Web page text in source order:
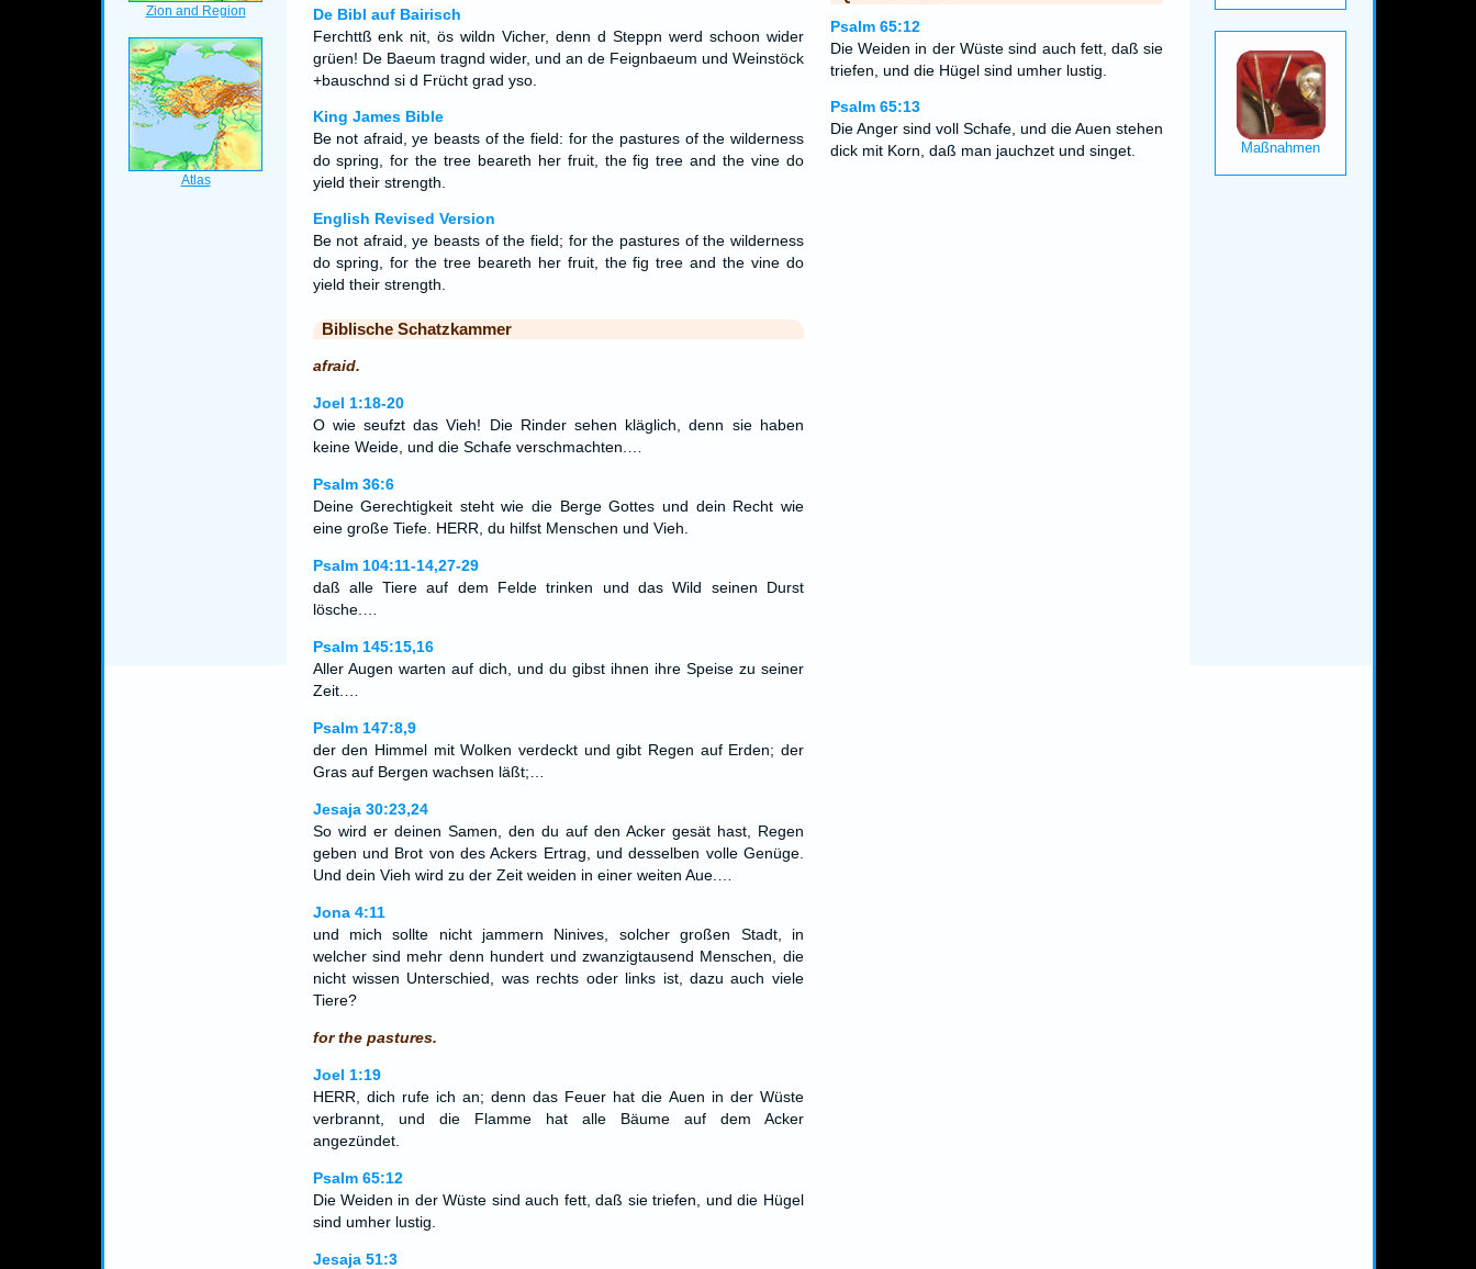
De Bibl auf Bairisch
Ferchttß enk nit, ös wildn Vicher, denn d Steppn werd schoon wider
grüen! De Baeum tragnd wider, und an de Feignbaeum und Weinstöck
+bauschnd si d Frücht grad yso.
King James Bible
Be not afraid, ye beasts of the field: for the pastures of the wilderness
do spring, for the tree beareth her fruit, the fig tree and the vine do
yield their strength.
English Revised Version
Be not afraid, ye beasts of the field; for the pastures of the wilderness
do spring, for the tree beareth her fruit, the fig tree and the vine do
yield their strength.
Biblische Schatzkammer
afraid.
Joel 1:18-20
O wie seufzt das Vieh! Die Rinder sehen kläglich, denn sie haben
keine Weide, und die Schafe verschmachten.…
Psalm 36:6
Deine Gerechtigkeit steht wie die Berge Gottes und dein Recht wie
eine große Tiefe. HERR, du hilfst Menschen und Vieh.
Psalm 104:11-14,27-29
daß alle Tiere auf dem Felde trinken und das Wild seinen Durst
lösche.…
Psalm 145:15,16
Aller Augen warten auf dich, und du gibst ihnen ihre Speise zu seiner
Zeit.…
Psalm 147:8,9
der den Himmel mit Wolken verdeckt und gibt Regen auf Erden; der
Gras auf Bergen wachsen läßt;…
Jesaja 30:23,24
So wird er deinen Samen, den du auf den Acker gesät hast, Regen
geben und Brot von des Ackers Ertrag, und desselben volle Genüge.
Und dein Vieh wird zu der Zeit weiden in einer weiten Aue.…
Jona 4:11
und mich sollte nicht jammern Ninives, solcher großen Stadt, in
welcher sind mehr denn hundert und zwanzigtausend Menschen, die
nicht wissen Unterschied, was rechts oder links ist, dazu auch viele
Tiere?
for the pastures.
Joel 1:19
HERR, dich rufe ich an; denn das Feuer hat die Auen in der Wüste
verbrannt, und die Flamme hat alle Bäume auf dem Acker
angezündet.
Psalm 65:12
Die Weiden in der Wüste sind auch fett, daß sie triefen, und die Hügel
sind umher lustig.
Jesaja 51:3
Psalm 65:12
Die Weiden in der Wüste sind auch fett, daß sie
triefen, und die Hügel sind umher lustig.
Psalm 65:13
Die Anger sind voll Schafe, und die Auen stehen
dick mit Korn, daß man jauchzet und singet.